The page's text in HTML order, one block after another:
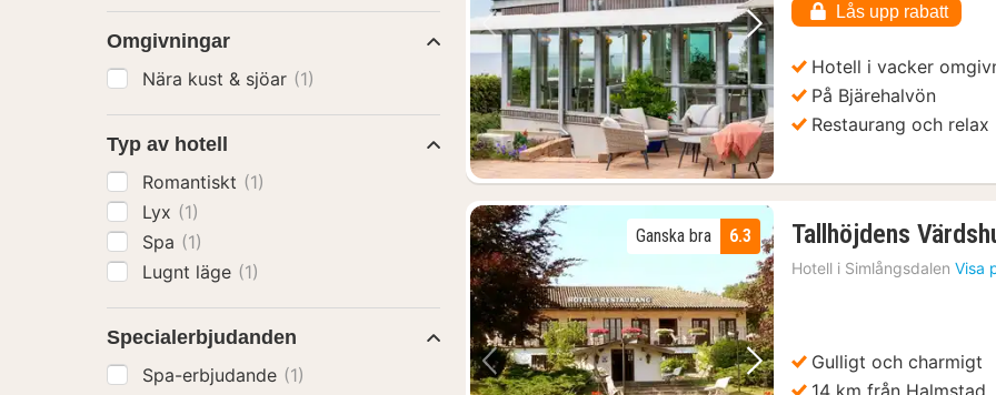
Föregående bild Nästa bild
Lås upp rabatt
Hotell i vacker
På Bjärehalvön
Restaurang och relax
Föregående bild Nästa bild
6.3
Ganska bra Tallhöjdens
Hotell i Simlångsdalen Visa
Gulligt och charmigt
14 km från Halmstad
Omgivningar
Nära kust & sjöar (1)
Typ av hotell
Romantiskt (1)
Lyx (1)
Spa (1)
Lugnt läge (1)
Specialerbjudanden
Spa-erbjudande (1)